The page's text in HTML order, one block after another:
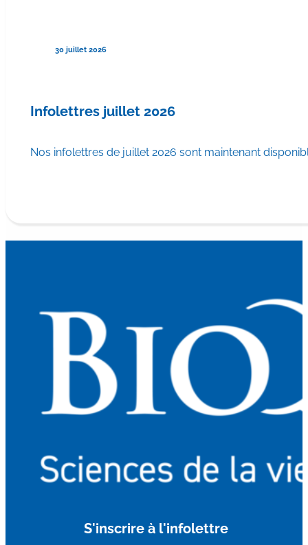
30 juillet 2026
Infolettres juillet 2026
Nos infolettres de juillet 2026 sont maintenant
S'inscrire à l'infolettre